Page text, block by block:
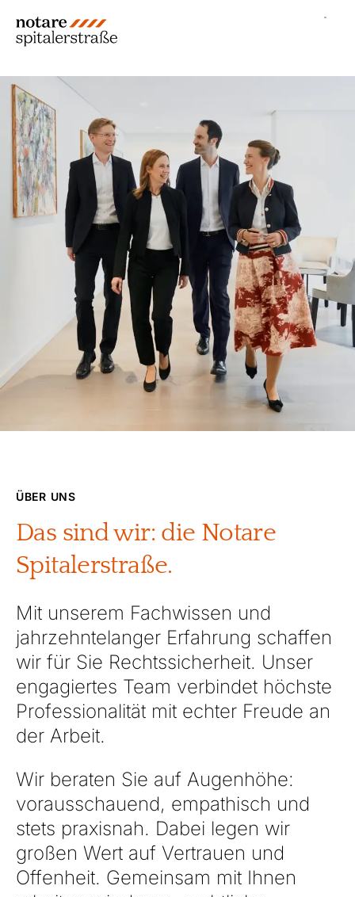
ÜBER UNS
Das sindwir: die Notare
Spitalerstraße.
Mit unserem Fachwissen und
jahrzehntelanger Erfahrung schaffen
wir für Sie Rechtssicherheit. Unser
engagiertes Team verbindet höchste
Professionalität mit echter Freude an
der Arbeit.
Wir beraten Sie auf Augenhöhe:
vorausschauend, empathisch und
stets praxisnah. Dabei legen wir
großen Wert auf Vertrauen und
Offenheit. Gemeinsam mit Ihnen